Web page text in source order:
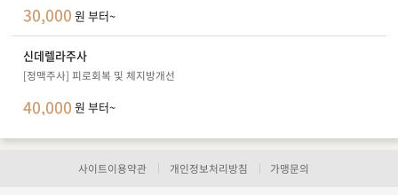
30,000 원 부터~
신데렐라주사
[정맥주사] 피로회복 및 체지방개선
40,000 원 부터~
사이트이용약관 개인정보처리방침 가맹문의